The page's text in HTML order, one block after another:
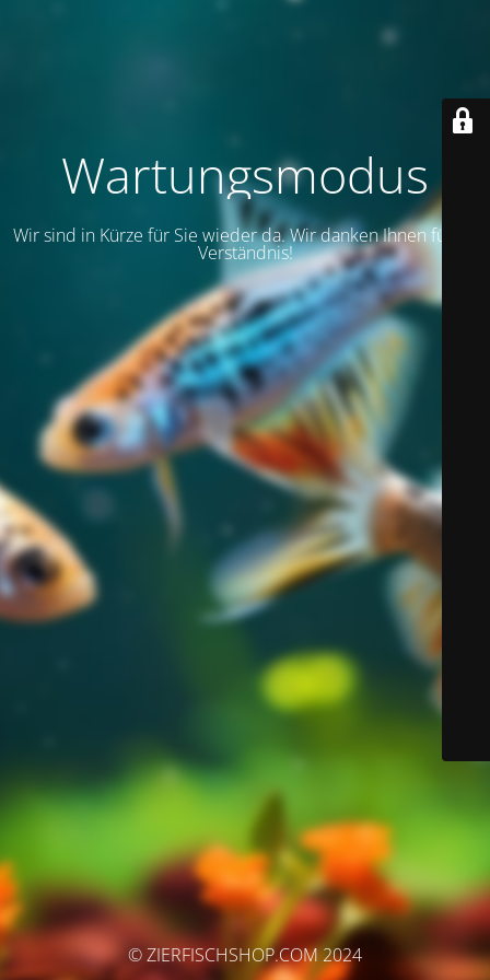
Wartungsmodus
Wir sind in Kürze für Sie wieder da. Wir danken Ihnen für Ihr
Verständnis!
© ZIERFISCHSHOP.COM 2024